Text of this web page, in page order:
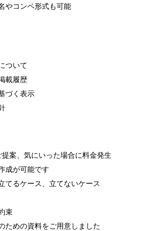
やコンペ形式も可能
ついて
載履歴
づく表示
案、気にいった場合に料金発生
成が可能です
てるケース、立てないケース
束
ための資料をご用意しました